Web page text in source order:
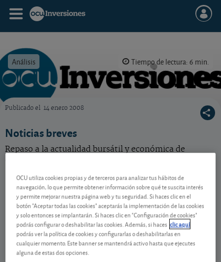
Análisis Tiempo de lectura: 6 min.
Publicado el 14 enero 2008
Noticias breves
Repaso a la actualidad bursátil y económica de
Contenido reservado a SOCIOS
Gestiona tu dinero con visión
experta
y consigue que cada euro trabaje
OCU utiliza cookies propias y de terceros para analizar tus hábitos de
navegación, lo que permite obtener información sobre qué te suscita interés
y permite mejorar nuestra página web y tu seguridad. Si haces clic en el
botón "Aceptar todas las cookies" aceptarás la implementación de las cookies
y solo entonces se implantarán. Si haces clic en "Configuración de cookies"
podrás configurar o deshabilitar las cookies. Además, si haces clic aquí
podrás ver la política de cookies y configurarlas o deshabilitarlas en
cualquier momento. Este banner se mantendrá activo hasta que ejecutes
alguna de estas dos opciones.